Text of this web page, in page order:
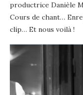
productrice Danièle
Cours de chant…
clip… Et nous voilà !